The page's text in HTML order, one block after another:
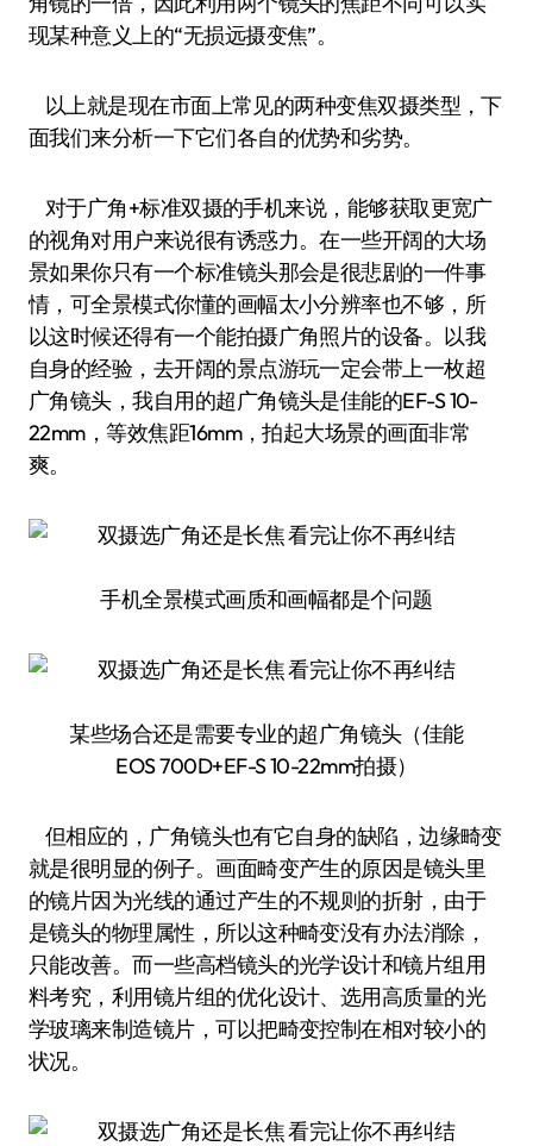
现某种意义上的“无损远摄变焦”。
以上就是现在市面上常见的两种变焦双摄类型，下
面我们来分析一下它们各自的优势和劣势。
对于广角+标准双摄的手机来说，能够获取更宽广
的视角对用户来说很有诱惑力。在一些开阔的大场
景如果你只有一个标准镜头那会是很悲剧的一件事
情，可全景模式你懂的画幅太小分辨率也不够，所
以这时候还得有一个能拍摄广角照片的设备。以我
自身的经验，去开阔的景点游玩一定会带上一枚超
广角镜头，我自用的超广角镜头是佳能的EF-S 10-
22mm，等效焦距16mm，拍起大场景的画面非常
爽。
手机全景模式画质和画幅都是个问题
某些场合还是需要专业的超广角镜头（佳能
EOS 700D+EF-S 10-22mm拍摄）
但相应的，广角镜头也有它自身的缺陷，边缘畸变
就是很明显的例子。画面畸变产生的原因是镜头里
的镜片因为光线的通过产生的不规则的折射，由于
是镜头的物理属性，所以这种畸变没有办法消除，
只能改善。而一些高档镜头的光学设计和镜片组用
料考究，利用镜片组的优化设计、选用高质量的光
学玻璃来制造镜片，可以把畸变控制在相对较小的
状况。